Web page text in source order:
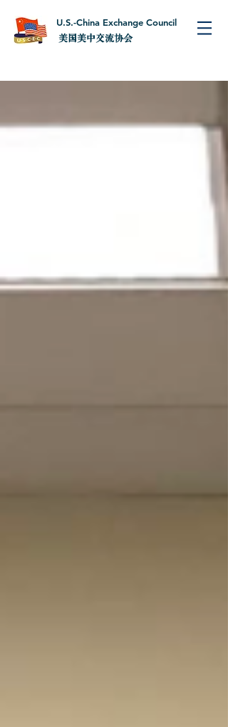
U.S.-China Exchange Council
美国美中交流协会